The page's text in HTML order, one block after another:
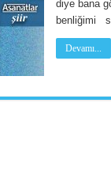
diye bana
benliğimi
Devamı...